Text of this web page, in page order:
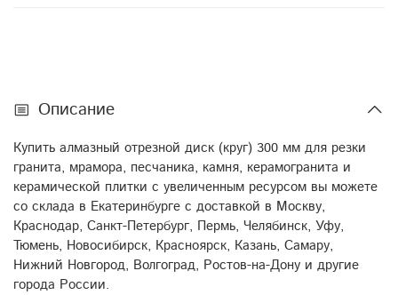
Описание
Купить алмазный отрезной диск (круг) 300 мм для резки
гранита, мрамора, песчаника, камня, керамогранита и
керамической плитки с увеличенным ресурсом вы можете
со склада в Екатеринбурге с доставкой в Москву,
Краснодар, Санкт-Петербург, Пермь, Челябинск, Уфу,
Тюмень, Новосибирск, Красноярск, Казань, Самару,
Нижний Новгород, Волгоград, Ростов-на-Дону и другие
города России.